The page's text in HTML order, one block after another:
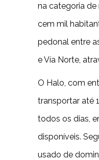
na categoria
cem mil
pedonal entre
e Vía Norte,
O Halo, com
transportar até
todos os dias,
disponíveis.
usado de